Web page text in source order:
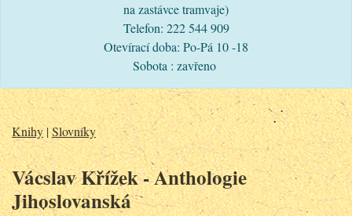
na zastávce tramvaje)
Telefon: 222 544 909
Otevírací doba: Po-Pá 10 -18
Sobota : zavřeno
Knihy|Slovníky
Vácslav Křížek - Anthologie
Jihoslovanská